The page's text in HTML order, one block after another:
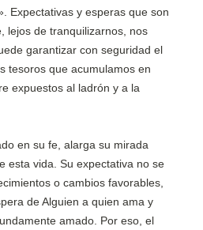
Expectativas y esperas que son
lejos de tranquilizarnos, nos
garantizar con seguridad el
tesoros que acumulamos en
expuestos al ladrón y a la
en su fe, alarga su mirada
esta vida. Su expectativa no se
o cambios favorables,
de Alguien a quien ama y
amado. Por eso, el